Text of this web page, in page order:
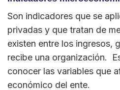
Son indicadores que se
privadas y que tratan de
existen entre los ingresos,
recibe una organización.
conocer las variables que
económico del ente.